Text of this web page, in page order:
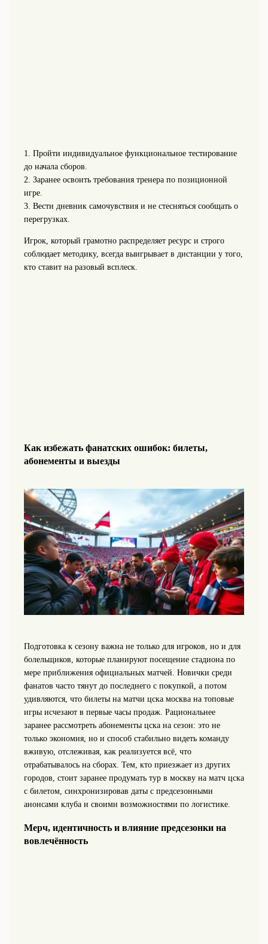
1. Пройти индивидуальное функциональное тестирование
до начала сборов.
2. Заранее освоить требования тренера по позиционной
игре.
3. Вести дневник самочувствия и не стесняться сообщать о
перегрузках.
Игрок, который грамотно распределяет ресурс и строго
соблюдает методику, всегда выигрывает в дистанции у того,
кто ставит на разовый всплеск.
Как избежать фанатских ошибок: билеты,
абонементы и выезды
Подготовка к сезону важна не только для игроков, но и для
болельщиков, которые планируют посещение стадиона по
мере приближения официальных матчей. Новички среди
фанатов часто тянут до последнего с покупкой, а потом
удивляются, что билеты на матчи цска москва на топовые
игры исчезают в первые часы продаж. Рациональнее
заранее рассмотреть абонементы цска на сезон: это не
только экономия, но и способ стабильно видеть команду
вживую, отслеживая, как реализуется всё, что
отрабатывалось на сборах. Тем, кто приезжает из других
городов, стоит заранее продумать тур в москву на матч цска
с билетом, синхронизировав даты с предсезонными
анонсами клуба и своими возможностями по логистике.
Мерч, идентичность и влияние предсезонки на
вовлечённость